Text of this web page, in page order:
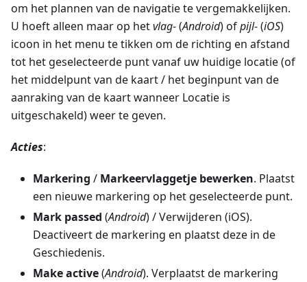
om het plannen van de navigatie te vergemakkelijken.
U hoeft alleen maar op hetvlag- (Android) ofpijl- (iOS)
icoon in het menu te tikken om de richting en afstand
tot het geselecteerde punt vanaf uw huidige locatie (of
het middelpunt van de kaart / het beginpunt van de
aanraking van de kaart wanneer Locatie is
uitgeschakeld) weer te geven.
Acties:
Markering / Markeervlaggetje bewerken. Plaatst
een nieuwe markering op het geselecteerde punt.
Mark passed (Android) / Verwijderen (iOS).
Deactiveert de markering en plaatst deze in de
Geschiedenis.
Make active(Android). Verplaatst de markering